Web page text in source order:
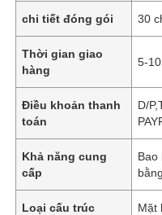
chi tiết đóng gói 30
Thời gian giao
hàng
5-
Điều khoản thanh
toán
D/
Khả năng cung
cấp
Bao
Loại cấu trúc Mặt